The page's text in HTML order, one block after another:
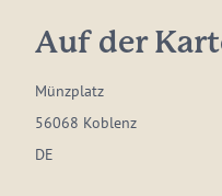
Auf der
Münzplatz
56068 Koblenz
DE